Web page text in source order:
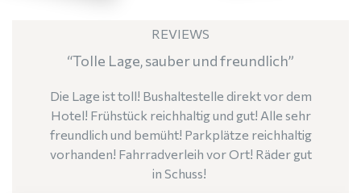
REVIEWS
Tolle Lage, sauber und freundlich
Die Lage ist toll! Bushaltestelle direkt vor dem
Hotel! Frühstück reichhaltig und gut! Alle sehr
freundlich und bemüht! Parkplätze reichhaltig
vorhanden! Fahrradverleih vor Ort! Räder gut
in Schuss!